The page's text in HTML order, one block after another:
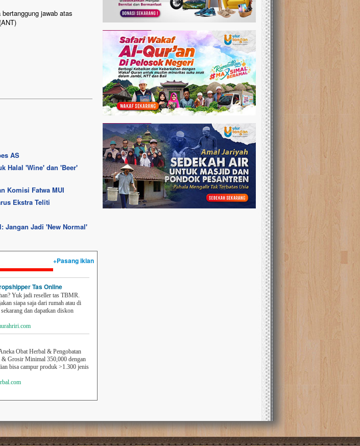
jawab atas
AS
Halal 'Wine' dan 'Beer'
Komisi Fatwa MUI
Ekstra Teliti
Jangan Jadi 'New Normal'
+Pasang iklan
Tas Online
Yuk jadi reseller tas TBMR.
siapa saja dari rumah atau di
dan dapatkan diskon
Obat Herbal & Pengobatan
& Grosir Minimal 350,000 dengan
bisa campur produk >1.300 jenis